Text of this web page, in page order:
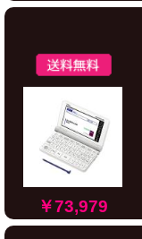
￥73,979